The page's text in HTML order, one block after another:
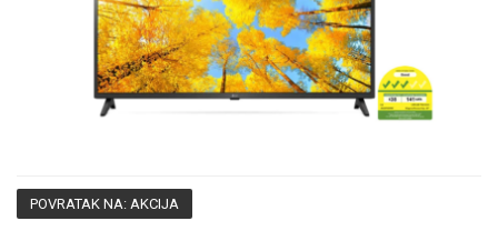
POVRATAK NA: AKCIJA